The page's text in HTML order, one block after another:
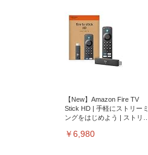
【New】Amazon Fire TV
Stick HD | 手軽にストリーミ
ングをはじめよう | ストリー
￥6,980